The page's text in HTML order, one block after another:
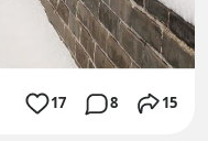
17 8 15